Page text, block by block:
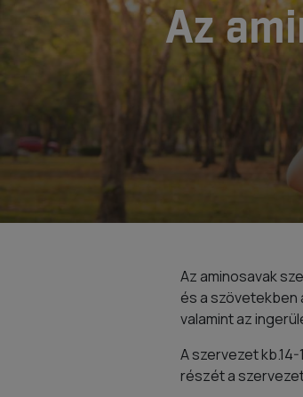
Az
Az aminosavak
és a szövetekben
valamint az
A szervezet
részét a